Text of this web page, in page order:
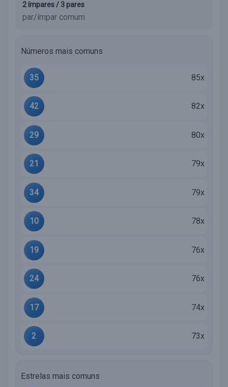
2 ímpares / 3 pares
par/ímpar comum
Números mais comuns
35 85x
42 82x
29 80x
21 79x
34 79x
10 78x
19 76x
24 76x
17 74x
2 73x
Estrelas mais comuns